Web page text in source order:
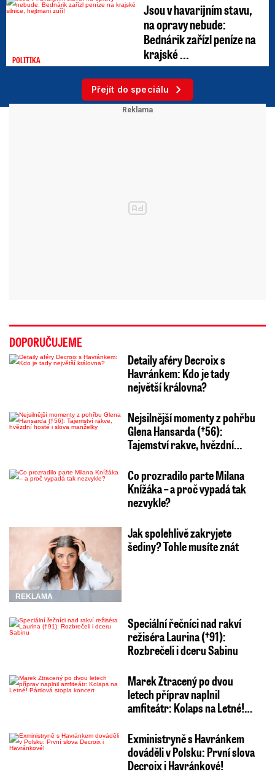
POLITIKA
Jsou v havarijním stavu,
na opravy nebude:
Bednárik zařízl peníze na
krajské ...
Přejít do speciálu
DOPORUČUJEME
Detaily aféry Decroix s
Havránkem: Kdo je tady
největší královna?
Nejsilnější momenty z pohřbu
Glena Hansarda (†56):
Tajemství rakve, hvězdní…
Co prozradilo parte Milana
Knížáka – a proč vypadá tak
nezvykle?
REKLAMA
Jak spolehlivě zakryjete
šediny? Tohle musíte znát
Speciální řečníci nad rakví
režiséra Laurina (†91):
Rozbrečeli i dceru Sabinu
Marek Ztracený po dvou
letech příprav naplnil
amfiteátr: Kolaps na Letné!…
Exministryně s Havránkem
dováděli v Polsku: První slova
Decroix i Havránkové!